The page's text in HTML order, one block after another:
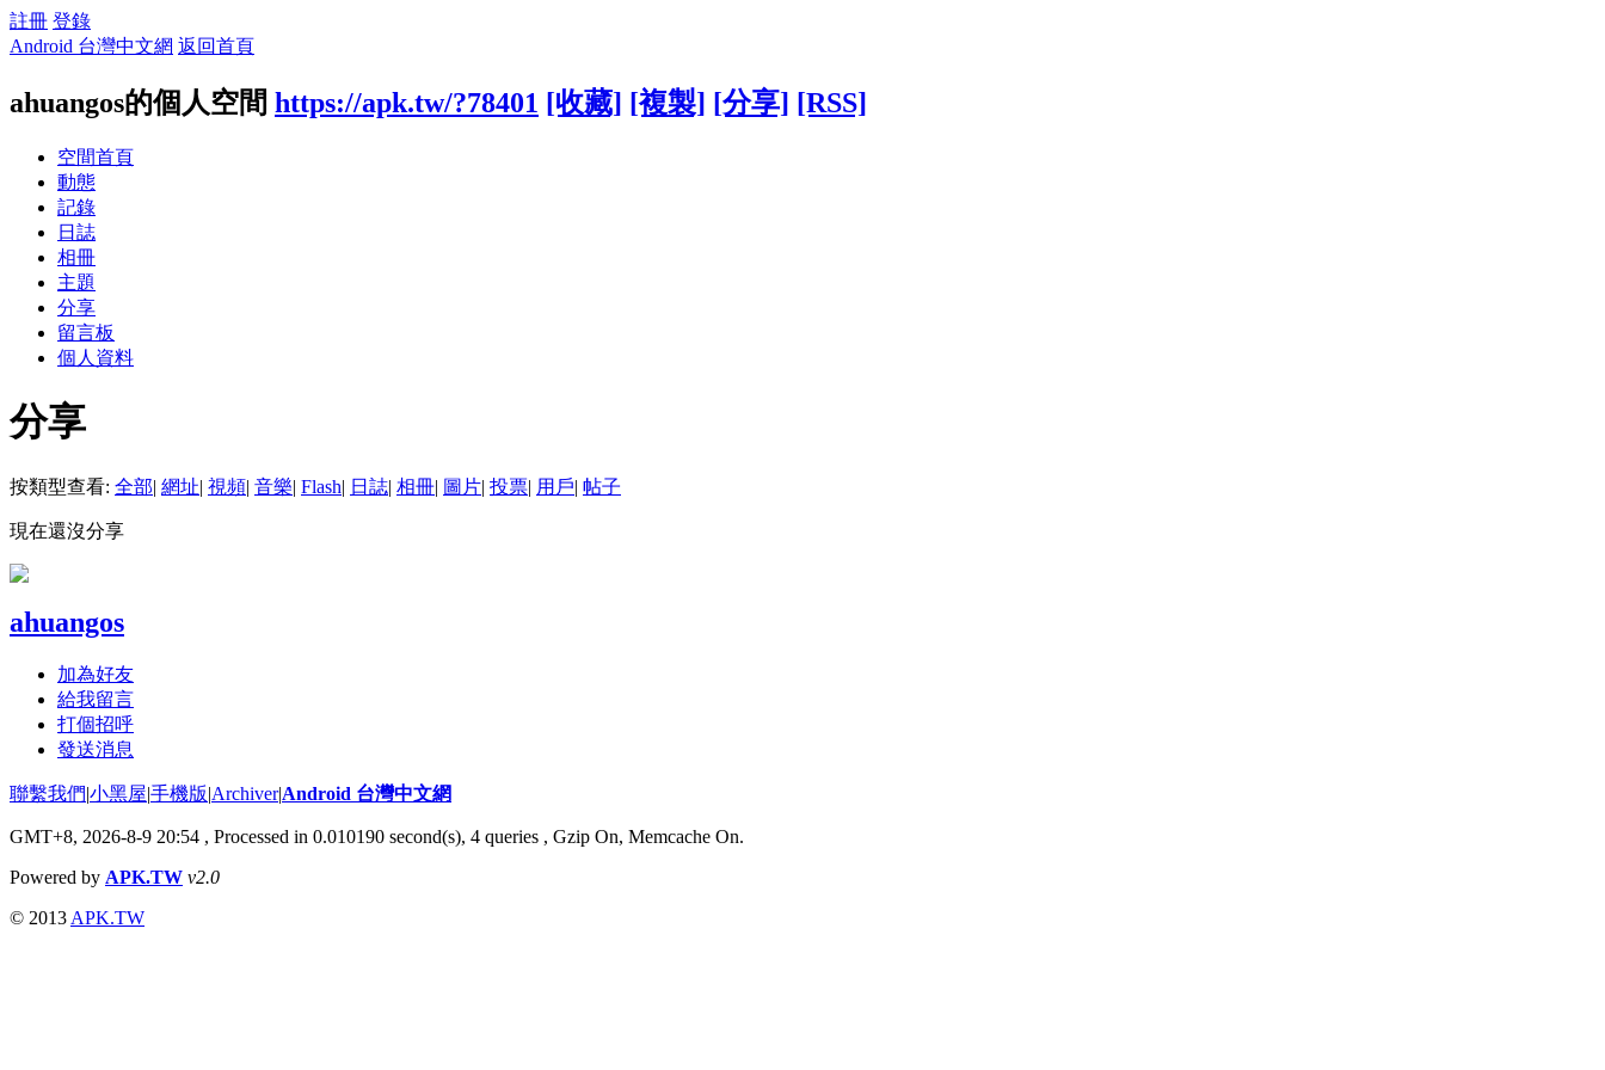
註冊 登錄
Android 台灣中文網 返回首頁
ahuangos的個人空間 https://apk.tw/?78401 [收藏] [複製] [分享] [RSS]
空間首頁
動態
記錄
日誌
相冊
主題
分享
留言板
個人資料
分享
按類型查看: 全部| 網址| 視頻| 音樂| Flash| 日誌| 相冊| 圖片| 投票| 用戶| 帖子
現在還沒分享
ahuangos
加為好友
給我留言
打個招呼
發送消息
聯繫我們|小黑屋|手機版|Archiver|Android 台灣中文網
GMT+8, 2026-8-9 20:54 , Processed in 0.010190 second(s), 4 queries , Gzip On, Memcache On.
Powered by APK.TW v2.0
© 2013 APK.TW